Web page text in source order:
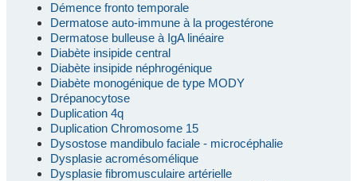
Démence fronto temporale
Dermatose auto-immune à la progestérone
Dermatose bulleuse à IgA linéaire
Diabète insipide central
Diabète insipide néphrogénique
Diabète monogénique de type MODY
Drépanocytose
Duplication 4q
Duplication Chromosome 15
Dysostose mandibulo faciale - microcéphalie
Dysplasie acromésomélique
Dysplasie fibromusculaire artérielle